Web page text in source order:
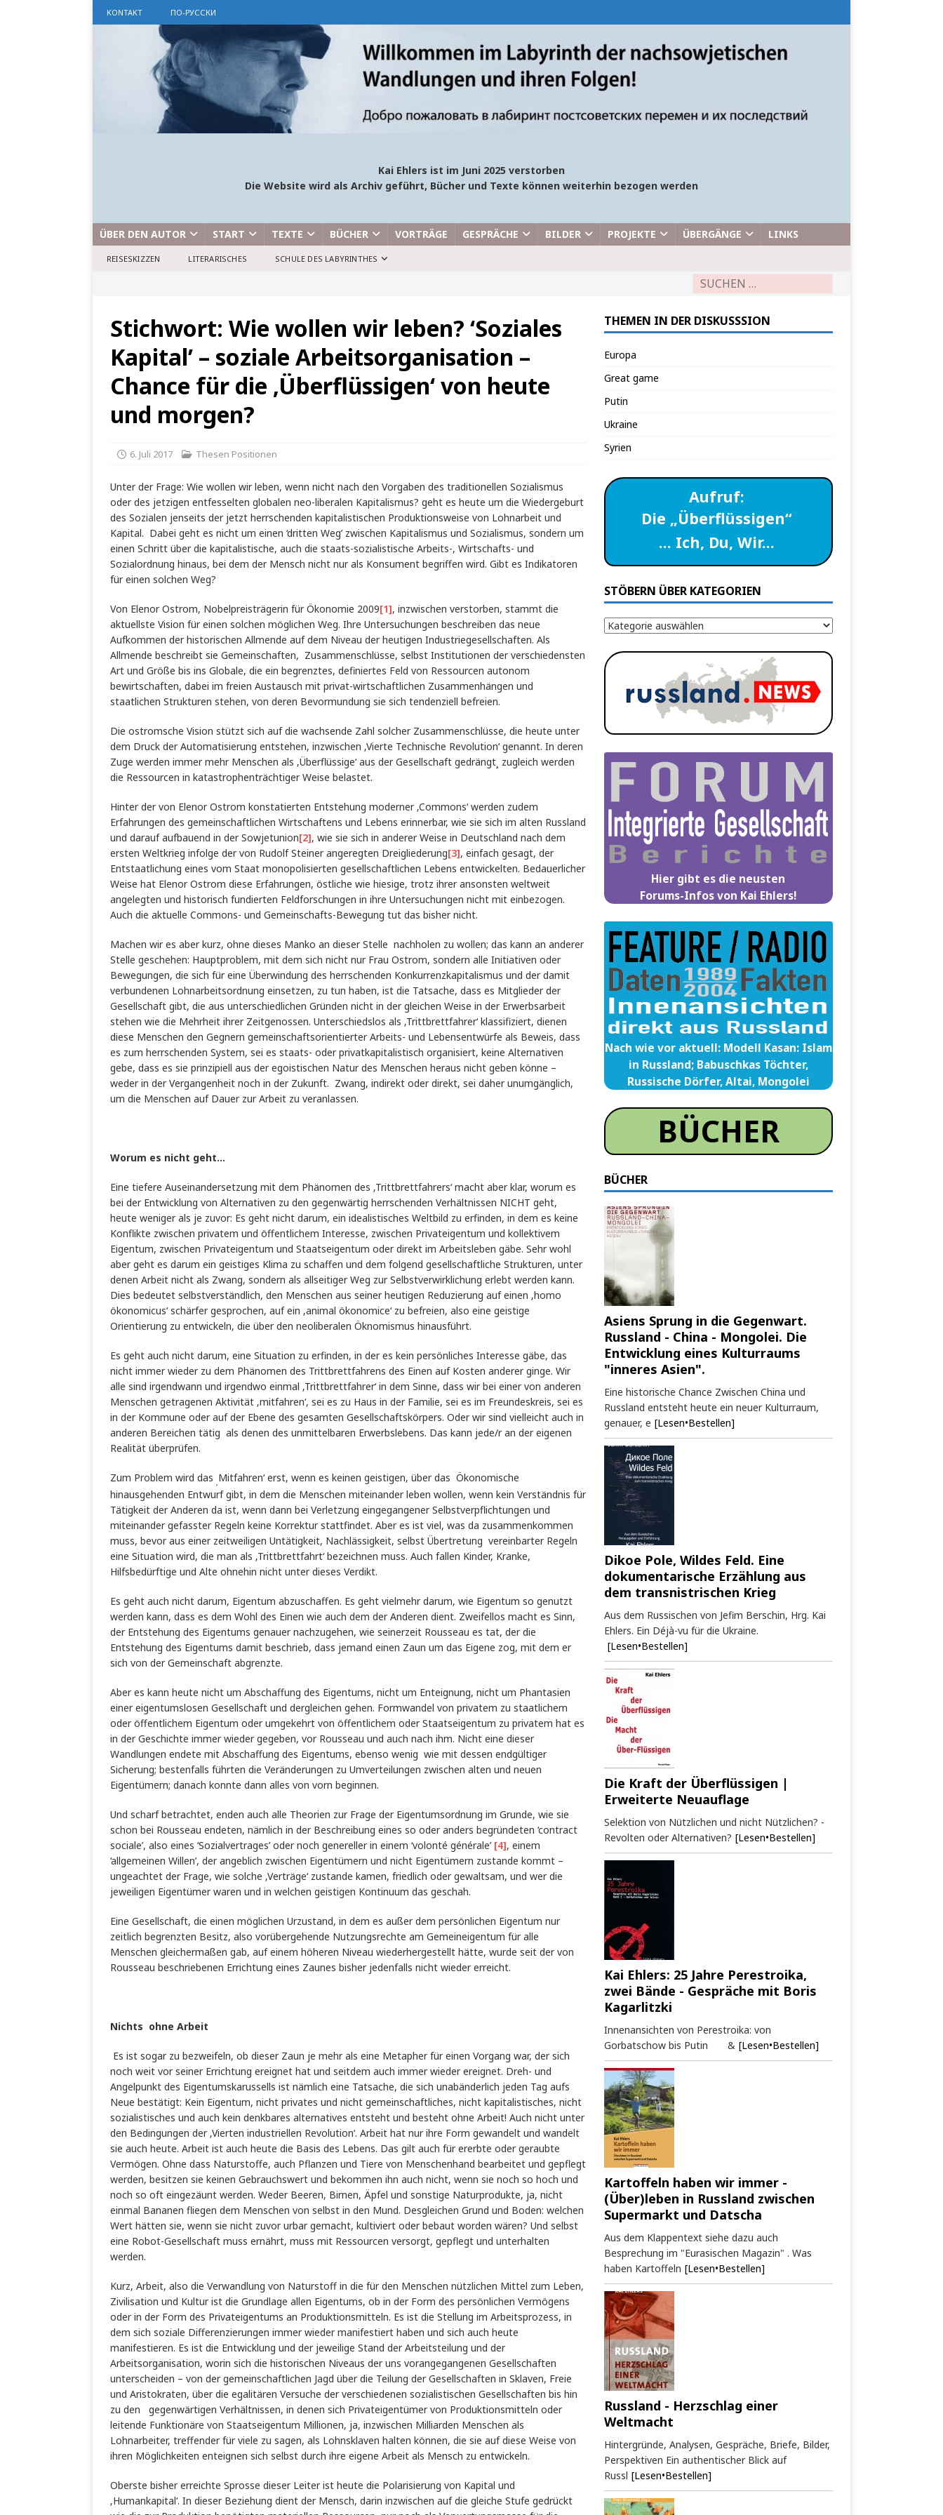
KONTAKT ПО-РУССКИ
Kai Ehlers ist im Juni 2025 verstorben
Die Website wird als Archiv geführt, Bücher und Texte können weiterhin bezogen werden
ÜBER DEN AUTOR START TEXTE BÜCHER VORTRÄGE GESPRÄCHE BILDER PROJEKTE ÜBERGÄNGE LINKS
REISESKIZZEN LITERARISCHES SCHULE DES LABYRINTHES
Stichwort: Wie wollen wir leben? ‘Soziales
Kapital’ – soziale Arbeitsorganisation –
Chance für die ‚Überflüssigen‘ von heute
und morgen?
6. Juli 2017 Thesen Positionen
Unter der Frage: Wie wollen wir leben, wenn nicht nach den Vorgaben des traditionellen Sozialismus
oder des jetzigen entfesselten globalen neo-liberalen Kapitalismus? geht es heute um die Wiedergeburt
des Sozialen jenseits der jetzt herrschenden kapitalistischen Produktionsweise von Lohnarbeit und
Kapital. Dabei geht es nicht um einen ‘dritten Weg’ zwischen Kapitalismus und Sozialismus, sondern um
einen Schritt über die kapitalistische, auch die staats-sozialistische Arbeits-, Wirtschafts- und
Sozialordnung hinaus, bei dem der Mensch nicht nur als Konsument begriffen wird. Gibt es Indikatoren
für einen solchen Weg?
Von Elenor Ostrom, Nobelpreisträgerin für Ökonomie 2009[1], inzwischen verstorben, stammt die
aktuellste Vision für einen solchen möglichen Weg. Ihre Untersuchungen beschreiben das neue
Aufkommen der historischen Allmende auf dem Niveau der heutigen Industriegesellschaften. Als
Allmende beschreibt sie Gemeinschaften, Zusammenschlüsse, selbst Institutionen der verschiedensten
Art und Größe bis ins Globale, die ein begrenztes, definiertes Feld von Ressourcen autonom
bewirtschaften, dabei im freien Austausch mit privat-wirtschaftlichen Zusammenhängen und
staatlichen Strukturen stehen, von deren Bevormundung sie sich tendenziell befreien.
Die ostromsche Vision stützt sich auf die wachsende Zahl solcher Zusammenschlüsse, die heute unter
dem Druck der Automatisierung entstehen, inzwischen ‚Vierte Technische Revolution‘ genannt. In deren
Zuge werden immer mehr Menschen als ‚Überflüssige‘ aus der Gesellschaft gedrängt¸ zugleich werden
die Ressourcen in katastrophenträchtiger Weise belastet.
Hinter der von Elenor Ostrom konstatierten Entstehung moderner ‚Commons‘ werden zudem
Erfahrungen des gemeinschaftlichen Wirtschaftens und Lebens erinnerbar, wie sie sich im alten Russland
und darauf aufbauend in der Sowjetunion[2], wie sie sich in anderer Weise in Deutschland nach dem
ersten Weltkrieg infolge der von Rudolf Steiner angeregten Dreigliederung[3], einfach gesagt, der
Entstaatlichung eines vom Staat monopolisierten gesellschaftlichen Lebens entwickelten. Bedauerlicher
Weise hat Elenor Ostrom diese Erfahrungen, östliche wie hiesige, trotz ihrer ansonsten weltweit
angelegten und historisch fundierten Feldforschungen in ihre Untersuchungen nicht mit einbezogen.
Auch die aktuelle Commons- und Gemeinschafts-Bewegung tut das bisher nicht.
Machen wir es aber kurz, ohne dieses Manko an dieser Stelle nachholen zu wollen; das kann an anderer
Stelle geschehen: Hauptproblem, mit dem sich nicht nur Frau Ostrom, sondern alle Initiativen oder
Bewegungen, die sich für eine Überwindung des herrschenden Konkurrenzkapitalismus und der damit
verbundenen Lohnarbeitsordnung einsetzen, zu tun haben, ist die Tatsache, dass es Mitglieder der
Gesellschaft gibt, die aus unterschiedlichen Gründen nicht in der gleichen Weise in der Erwerbsarbeit
stehen wie die Mehrheit ihrer Zeitgenossen. Unterschiedslos als ‚Trittbrettfahrer‘ klassifiziert, dienen
diese Menschen den Gegnern gemeinschaftsorientierter Arbeits- und Lebensentwürfe als Beweis, dass
es zum herrschenden System, sei es staats- oder privatkapitalistisch organisiert, keine Alternativen
gebe, dass es sie prinzipiell aus der egoistischen Natur des Menschen heraus nicht geben könne –
weder in der Vergangenheit noch in der Zukunft. Zwang, indirekt oder direkt, sei daher unumgänglich,
um die Menschen auf Dauer zur Arbeit zu veranlassen.
Worum es nicht geht…
Eine tiefere Auseinandersetzung mit dem Phänomen des ‚Trittbrettfahrers‘ macht aber klar, worum es
bei der Entwicklung von Alternativen zu den gegenwärtig herrschenden Verhältnissen NICHT geht,
heute weniger als je zuvor: Es geht nicht darum, ein idealistisches Weltbild zu erfinden, in dem es keine
Konflikte zwischen privatem und öffentlichem Interesse, zwischen Privateigentum und kollektivem
Eigentum, zwischen Privateigentum und Staatseigentum oder direkt im Arbeitsleben gäbe. Sehr wohl
aber geht es darum ein geistiges Klima zu schaffen und dem folgend gesellschaftliche Strukturen, unter
denen Arbeit nicht als Zwang, sondern als allseitiger Weg zur Selbstverwirklichung erlebt werden kann.
Dies bedeutet selbstverständlich, den Menschen aus seiner heutigen Reduzierung auf einen ‚homo
ökonomicus‘ schärfer gesprochen, auf ein ‚animal ökonomice‘ zu befreien, also eine geistige
Orientierung zu entwickeln, die über den neoliberalen Öknomismus hinausführt.
Es geht auch nicht darum, eine Situation zu erfinden, in der es kein persönliches Interesse gäbe, das
nicht immer wieder zu dem Phänomen des Trittbrettfahrens des Einen auf Kosten anderer ginge. Wir
alle sind irgendwann und irgendwo einmal ‚Trittbrettfahrer‘ in dem Sinne, dass wir bei einer von anderen
Menschen getragenen Aktivität ‚mitfahren‘, sei es zu Haus in der Familie, sei es im Freundeskreis, sei es
in der Kommune oder auf der Ebene des gesamten Gesellschaftskörpers. Oder wir sind vielleicht auch in
anderen Bereichen tätig als denen des unmittelbaren Erwerbslebens. Das kann jede/r an der eigenen
Realität überprüfen.
Zum Problem wird das ‚Mitfahren‘ erst, wenn es keinen geistigen, über das Ökonomische
hinausgehenden Entwurf gibt, in dem die Menschen miteinander leben wollen, wenn kein Verständnis für
Tätigkeit der Anderen da ist, wenn dann bei Verletzung eingegangener Selbstverpflichtungen und
miteinander gefasster Regeln keine Korrektur stattfindet. Aber es ist viel, was da zusammenkommen
muss, bevor aus einer zeitweiligen Untätigkeit, Nachlässigkeit, selbst Übertretung vereinbarter Regeln
eine Situation wird, die man als ‚Trittbrettfahrt‘ bezeichnen muss. Auch fallen Kinder, Kranke,
Hilfsbedürftige und Alte ohnehin nicht unter dieses Verdikt.
Es geht auch nicht darum, Eigentum abzuschaffen. Es geht vielmehr darum, wie Eigentum so genutzt
werden kann, dass es dem Wohl des Einen wie auch dem der Anderen dient. Zweifellos macht es Sinn,
der Entstehung des Eigentums genauer nachzugehen, wie seinerzeit Rousseau es tat, der die
Entstehung des Eigentums damit beschrieb, dass jemand einen Zaun um das Eigene zog, mit dem er
sich von der Gemeinschaft abgrenzte.
Aber es kann heute nicht um Abschaffung des Eigentums, nicht um Enteignung, nicht um Phantasien
einer eigentumslosen Gesellschaft und dergleichen gehen. Formwandel von privatem zu staatlichem
oder öffentlichem Eigentum oder umgekehrt von öffentlichem oder Staatseigentum zu privatem hat es
in der Geschichte immer wieder gegeben, vor Rousseau und auch nach ihm. Nicht eine dieser
Wandlungen endete mit Abschaffung des Eigentums, ebenso wenig wie mit dessen endgültiger
Sicherung; bestenfalls führten die Veränderungen zu Umverteilungen zwischen alten und neuen
Eigentümern; danach konnte dann alles von vorn beginnen.
Und scharf betrachtet, enden auch alle Theorien zur Frage der Eigentumsordnung im Grunde, wie sie
schon bei Rousseau endeten, nämlich in der Beschreibung eines so oder anders begründeten ‘contract
sociale’, also eines ‘Sozialvertrages’ oder noch genereller in einem ‘volonté générale’ [4], einem
‘allgemeinen Willen’, der angeblich zwischen Eigentümern und nicht Eigentümern zustande kommt –
ungeachtet der Frage, wie solche ‚Verträge‘ zustande kamen, friedlich oder gewaltsam, und wer die
jeweiligen Eigentümer waren und in welchen geistigen Kontinuum das geschah.
Eine Gesellschaft, die einen möglichen Urzustand, in dem es außer dem persönlichen Eigentum nur
zeitlich begrenzten Besitz, also vorübergehende Nutzungsrechte am Gemeineigentum für alle
Menschen gleichermaßen gab, auf einem höheren Niveau wiederhergestellt hätte, wurde seit der von
Rousseau beschriebenen Errichtung eines Zaunes bisher jedenfalls nicht wieder erreicht.
Nichts ohne Arbeit
Es ist sogar zu bezweifeln, ob dieser Zaun je mehr als eine Metapher für einen Vorgang war, der sich
noch weit vor seiner Errichtung ereignet hat und seitdem auch immer wieder ereignet. Dreh- und
Angelpunkt des Eigentumskarussells ist nämlich eine Tatsache, die sich unabänderlich jeden Tag aufs
Neue bestätigt: Kein Eigentum, nicht privates und nicht gemeinschaftliches, nicht kapitalistisches, nicht
sozialistisches und auch kein denkbares alternatives entsteht und besteht ohne Arbeit! Auch nicht unter
den Bedingungen der ‚Vierten industriellen Revolution‘. Arbeit hat nur ihre Form gewandelt und wandelt
sie auch heute. Arbeit ist auch heute die Basis des Lebens. Das gilt auch für ererbte oder geraubte
Vermögen. Ohne dass Naturstoffe, auch Pflanzen und Tiere von Menschenhand bearbeitet und gepflegt
werden, besitzen sie keinen Gebrauchswert und bekommen ihn auch nicht, wenn sie noch so hoch und
noch so oft eingezäunt werden. Weder Beeren, Birnen, Äpfel und sonstige Naturprodukte, ja, nicht
einmal Bananen fliegen dem Menschen von selbst in den Mund. Desgleichen Grund und Boden: welchen
Wert hätten sie, wenn sie nicht zuvor urbar gemacht, kultiviert oder bebaut worden wären? Und selbst
eine Robot-Gesellschaft muss ernährt, muss mit Ressourcen versorgt, gepflegt und unterhalten
werden.
Kurz, Arbeit, also die Verwandlung von Naturstoff in die für den Menschen nützlichen Mittel zum Leben,
Zivilisation und Kultur ist die Grundlage allen Eigentums, ob in der Form des persönlichen Vermögens
oder in der Form des Privateigentums an Produktionsmitteln. Es ist die Stellung im Arbeitsprozess, in
dem sich soziale Differenzierungen immer wieder manifestiert haben und sich auch heute
manifestieren. Es ist die Entwicklung und der jeweilige Stand der Arbeitsteilung und der
Arbeitsorganisation, worin sich die historischen Niveaus der uns vorangegangenen Gesellschaften
unterscheiden – von der gemeinschaftlichen Jagd über die Teilung der Gesellschaften in Sklaven, Freie
und Aristokraten, über die egalitären Versuche der verschiedenen sozialistischen Gesellschaften bis hin
zu den gegenwärtigen Verhältnissen, in denen sich Privateigentümer von Produktionsmitteln oder
leitende Funktionäre von Staatseigentum Millionen, ja, inzwischen Milliarden Menschen als
Lohnarbeiter, treffender für viele zu sagen, als Lohnsklaven halten können, die sie auf diese Weise von
ihren Möglichkeiten enteignen sich selbst durch ihre eigene Arbeit als Mensch zu entwickeln.
Oberste bisher erreichte Sprosse dieser Leiter ist heute die Polarisierung von Kapital und
‚Humankapital‘. In dieser Beziehung dient der Mensch, darin inzwischen auf die gleiche Stufe gedrückt
THEMEN IN DER DISKUSSSION
Europa
Great game
Putin
Ukraine
Syrien
Aufruf:
Die „Überflüssigen“
… Ich, Du, Wir…
STÖBERN ÜBER KATEGORIEN
Hier gibt es die neusten
Forums-Infos von Kai Ehlers!
Nach wie vor aktuell: Modell Kasan: Islam
in Russland; Babuschkas Töchter,
Russische Dörfer, Altai, Mongolei
BÜCHER
BÜCHER
Asiens Sprung in die Gegenwart.
Russland - China - Mongolei. Die
Entwicklung eines Kulturraums
"inneres Asien".
Eine historische Chance Zwischen China und
Russland entsteht heute ein neuer Kulturraum,
genauer, e [Lesen•Bestellen]
Dikoe Pole, Wildes Feld. Eine
dokumentarische Erzählung aus
dem transnistrischen Krieg
Aus dem Russischen von Jefim Berschin, Hrg. Kai
Ehlers. Ein Déjà-vu für die Ukraine.
[Lesen•Bestellen]
Die Kraft der Überflüssigen |
Erweiterte Neuauflage
Selektion von Nützlichen und nicht Nützlichen? -
Revolten oder Alternativen? [Lesen•Bestellen]
Kai Ehlers: 25 Jahre Perestroika,
zwei Bände - Gespräche mit Boris
Kagarlitzki
Innenansichten von Perestroika: von
Gorbatschow bis Putin & [Lesen•Bestellen]
Kartoffeln haben wir immer -
(Über)leben in Russland zwischen
Supermarkt und Datscha
Aus dem Klappentext siehe dazu auch
Besprechung im "Eurasischen Magazin" . Was
haben Kartoffeln [Lesen•Bestellen]
Russland - Herzschlag einer
Weltmacht
Hintergründe, Analysen, Gespräche, Briefe, Bilder,
Perspektiven Ein authentischer Blick auf
Russl [Lesen•Bestellen]